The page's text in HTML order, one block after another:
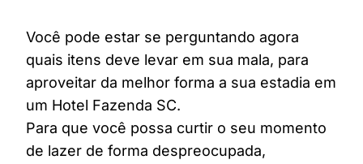
Você pode estar se perguntando agora
quais itens deve levar em sua mala, para
aproveitar da melhor forma a sua estadia em
um Hotel Fazenda SC.
Para que você possa curtir o seu momento
de lazer de forma despreocupada,